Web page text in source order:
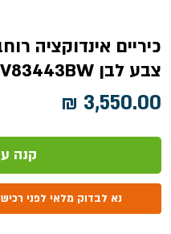
צבע לבן EIV83443BW
קנה
נא לבדוק מלאי לפני רכישת מוצר!